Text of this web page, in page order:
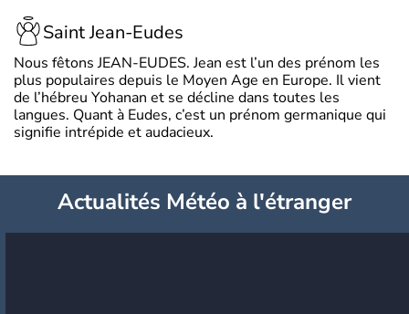
Saint Jean-Eudes
Nous fêtons JEAN-EUDES. Jean est l’un des prénom les
plus populaires depuis le Moyen Age en Europe. Il vient
de l’hébreu Yohanan et se décline dans toutes les
langues. Quant à Eudes, c’est un prénom germanique qui
signifie intrépide et audacieux.
Actualités Météo à l'étranger